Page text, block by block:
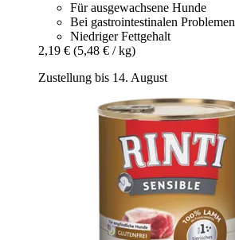
Für ausgewachsene Hunde
Bei gastrointestinalen Problemen
Niedriger Fettgehalt
2,19 € (5,48 € / kg)
Zustellung bis 14. August